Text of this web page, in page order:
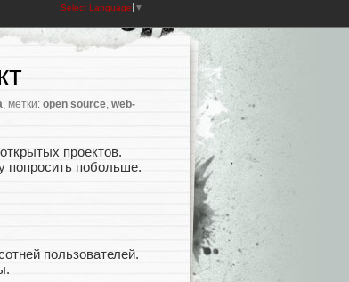
Select Language ▼
, метки: open source, web-
проектов.
попросить побольше.
пользователей.